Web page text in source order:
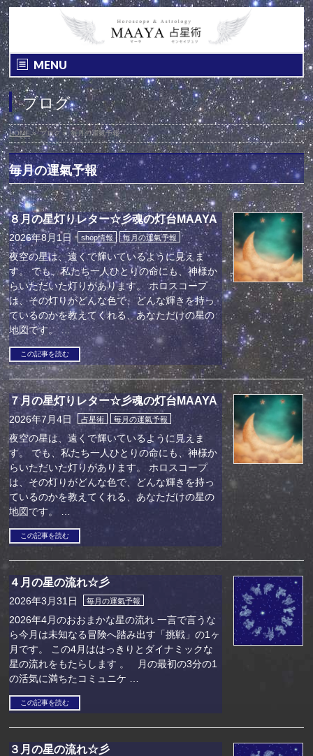
MENU
ブログ
HOME» ブログ » 毎月の運氣予報
毎月の運氣予報
８月の星灯りレター☆彡魂の灯台MAAYA
2026年8月1日 shop情報 毎月の運氣予報
夜空の星は、遠くで輝いているように見えま
す。 でも、私たち一人ひとりの命にも、神様か
らいただいた灯りがあります。 ホロスコープ
は、その灯りがどんな色で、どんな輝きを持っ
ているのかを教えてくれる、あなただけの星の
地図です。 …
この記事を読む
７月の星灯りレター☆彡魂の灯台MAAYA
2026年7月4日 占星術 毎月の運氣予報
夜空の星は、遠くで輝いているように見えま
す。 でも、私たち一人ひとりの命にも、神様か
らいただいた灯りがあります。 ホロスコープ
は、その灯りがどんな色で、どんな輝きを持っ
ているのかを教えてくれる、あなただけの星の
地図です。 …
この記事を読む
４月の星の流れ☆彡
2026年3月31日 毎月の運氣予報
2026年4月のおおまかな星の流れ 一言で言うな
ら今月は未知なる冒険へ踏み出す「挑戦」の1ヶ
月です。 この4月ははっきりとダイナミックな
星の流れをもたらします 。 月の最初の3分の1
の活気に満ちたコミュニケ …
この記事を読む
３月の星の流れ☆彡